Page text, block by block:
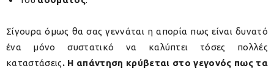
Σίγουρα όμως θα σας γεννάται η απορία πως είναι δυνατό
ένα μόνο συστατικό να καλύπτει τόσες πολλές
καταστάσεις. Η απάντηση κρύβεται στο γεγονός πως τα